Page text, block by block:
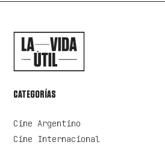
CATEGORÍAS
Cine Argentino
Cine Internacional